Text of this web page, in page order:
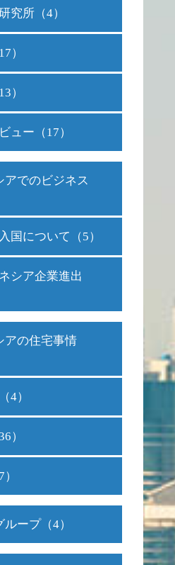
究所（4）
）
）
ュー（17）
アでのビジネス
国について（5）
シア企業進出
アの住宅事情
4）
）
ープ（4）